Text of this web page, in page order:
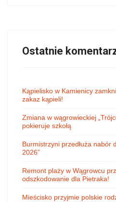
Ostatnie
Kąpielisko w Kamienicy
zakaz kąpieli!
Zmiana w wągrowieckiej
pokieruje szkołą
Burmistrzyni przedłuża nabór
2026”
Remont plaży w Wągrowcu
odszkodowanie dla Pietraka!
Mieścisko przyjmie polskie